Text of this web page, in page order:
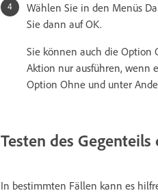
Wählen Sie in den Menüs
Sie dann auf OK.
Sie können auch die Option
Aktion nur ausführen, wenn
Option Ohne und unter
Testen des
In bestimmten Fällen kann es